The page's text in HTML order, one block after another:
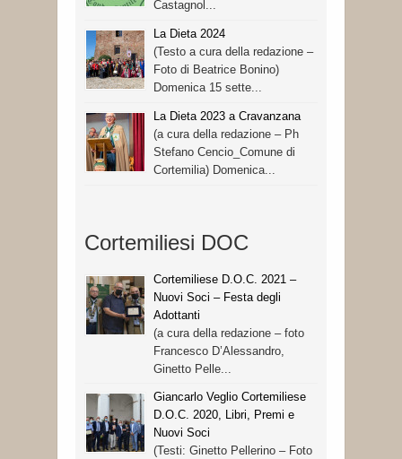
Castagnol...
La Dieta 2024
(Testo a cura della redazione –
Foto di Beatrice Bonino)
Domenica 15 sette...
La Dieta 2023 a Cravanzana
(a cura della redazione – Ph
Stefano Cencio_Comune di
Cortemilia) Domenica...
Cortemiliesi DOC
Cortemiliese D.O.C. 2021 –
Nuovi Soci – Festa degli
Adottanti
(a cura della redazione – foto
Francesco D’Alessandro,
Ginetto Pelle...
Giancarlo Veglio Cortemiliese
D.O.C. 2020, Libri, Premi e
Nuovi Soci
(Testi: Ginetto Pellerino – Foto